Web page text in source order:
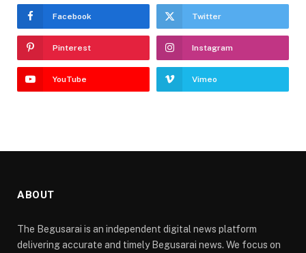
Facebook Twitter
Pinterest Instagram
YouTube Vimeo
ABOUT
The Begusarai is an independent digital news platform
delivering accurate and timely Begusarai news. We focus on